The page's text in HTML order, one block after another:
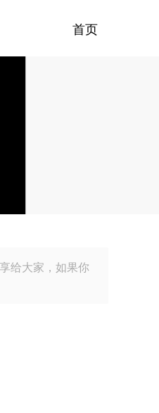
首页
给大家，如果你